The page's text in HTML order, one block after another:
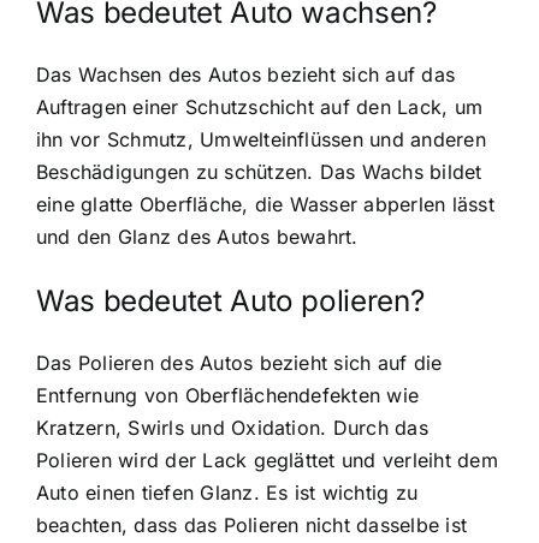
Was bedeutet Auto wachsen?
Das Wachsen des Autos bezieht sich auf das
Auftragen einer Schutzschicht auf den Lack, um
ihn vor Schmutz, Umwelteinflüssen und anderen
Beschädigungen zu schützen. Das Wachs bildet
eine glatte Oberfläche, die Wasser abperlen lässt
und den Glanz des Autos bewahrt.
Was bedeutet Auto polieren?
Das Polieren des Autos bezieht sich auf die
Entfernung von Oberflächendefekten wie
Kratzern, Swirls und Oxidation. Durch das
Polieren wird der Lack geglättet und verleiht dem
Auto einen tiefen Glanz. Es ist wichtig zu
beachten, dass das Polieren nicht dasselbe ist